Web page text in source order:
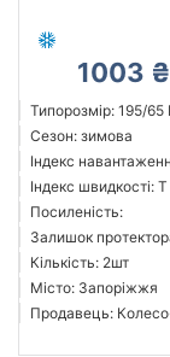
1003 ₴
Типорозмір: 195/65
Сезон: зимова
Індекс
Індекс швидкості: T
Посиленість:
Залишок
Кількість: 2шт
Місто: Запоріжжя
Продавець: